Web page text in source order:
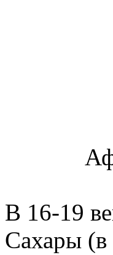
В 16-19
Сахары (в